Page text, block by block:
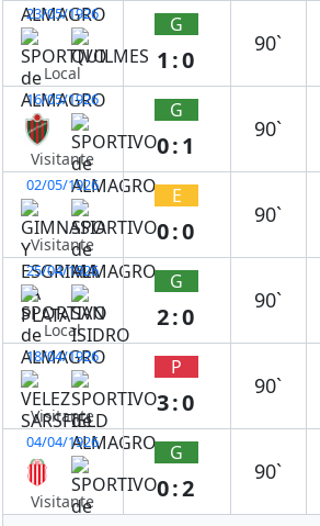
23/05/1926
Local
G
1:0
90`
16/05/1926
Visitante
G
0:1
90`
02/05/1926
Visitante
E
0:0
90`
25/04/1926
Local
G
2:0
90`
18/04/1926
Visitante
P
3:0
90`
04/04/1926
Visitante
G
0:2
90`